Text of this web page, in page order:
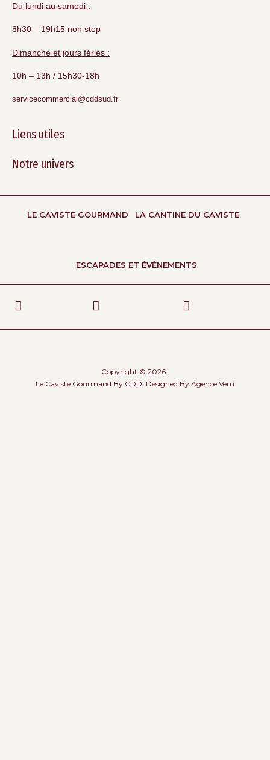
Du lundi au samedi :
8h30 – 19h15 non stop
Dimanche et jours fériés :
10h – 13h / 15h30-18h
servicecommercial@cddsud.fr
Liens utiles
Notre univers
LE CAVISTE GOURMAND LA CANTINE DU CAVISTE
ESCAPADES ET ÉVÈNEMENTS
Copyright © 2026
Le Caviste Gourmand By CDD, Designed By Agence Verri